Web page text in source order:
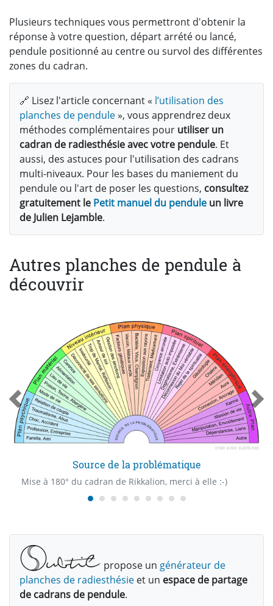
Plusieurs techniques vous permettront d'obtenir la
réponse à votre question, départ arrété ou lancé,
pendule positionné au centre ou survol des différentes
zones du cadran.
🔗 Lisez l'article concernant « l’utilisation des
planches de pendule», vous apprendrez deux
méthodes complémentaires pour utiliser un
cadran de radiesthésie avec votre pendule. Et
aussi, des astuces pour l'utilisation des cadrans
multi-niveaux. Pour les bases du maniement du
pendule ou l'art de poser les questions, consultez
gratuitement le Petit manuel du pendule un livre
de Julien Lejamble.
Autres planches de pendule à
découvrir
Source de la problématique
Mise à 180° du cadran de Rikkalion, merci à elle :-)
propose un générateur de
planches de radiesthésie et un espace de partage
de cadrans de pendule.